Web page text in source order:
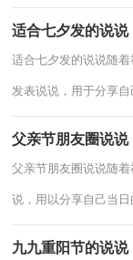
适合七夕发的说说
适合七夕发的说说随
发表说说，用于分享
父亲节朋友圈说说
父亲节朋友圈说说随
说，用以分享自己当
九九重阳节的说说